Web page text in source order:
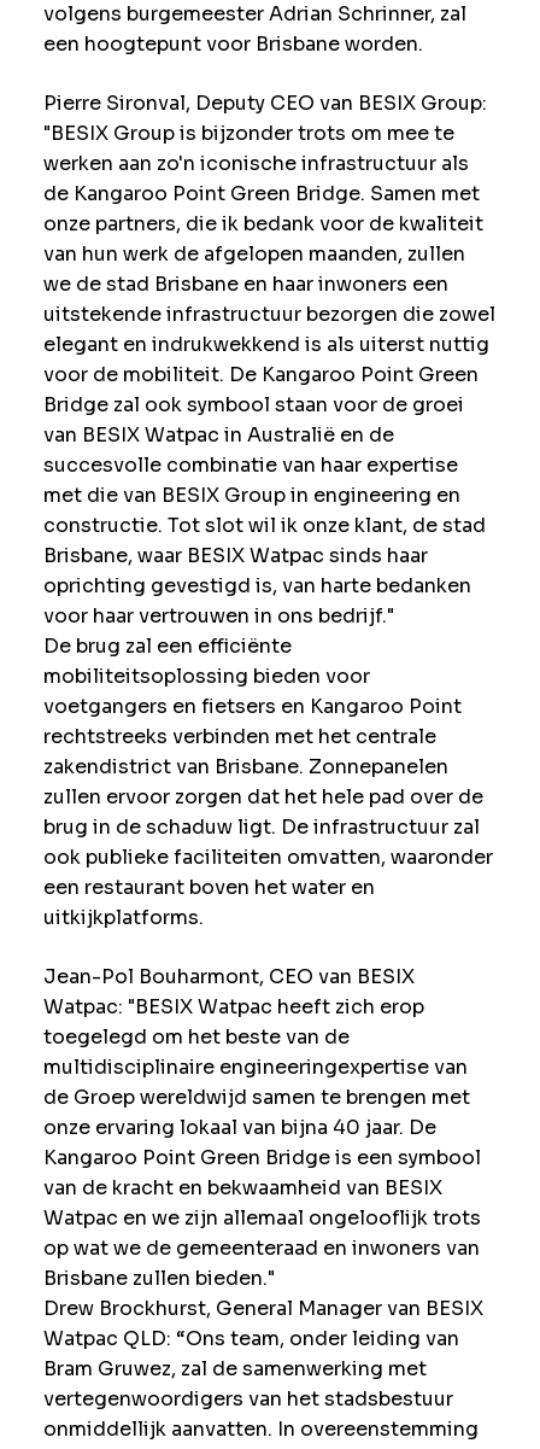
volgens burgemeester Adrian Schrinner, zal
een hoogtepunt voor Brisbane worden.
Pierre Sironval, Deputy CEO van BESIX Group:
"BESIX Group is bijzonder trots om mee te
werken aan zo'n iconische infrastructuur als
de Kangaroo Point Green Bridge. Samen met
onze partners, die ik bedank voor de kwaliteit
van hun werk de afgelopen maanden, zullen
we de stad Brisbane en haar inwoners een
uitstekende infrastructuur bezorgen die zowel
elegant en indrukwekkend is als uiterst nuttig
voor de mobiliteit. De Kangaroo Point Green
Bridge zal ook symbool staan voor de groei
van BESIX Watpac in Australië en de
succesvolle combinatie van haar expertise
met die van BESIX Group in engineering en
constructie. Tot slot wil ik onze klant, de stad
Brisbane, waar BESIX Watpac sinds haar
oprichting gevestigd is, van harte bedanken
voor haar vertrouwen in ons bedrijf."
De brug zal een efficiënte
mobiliteitsoplossing bieden voor
voetgangers en fietsers en Kangaroo Point
rechtstreeks verbinden met het centrale
zakendistrict van Brisbane. Zonnepanelen
zullen ervoor zorgen dat het hele pad over de
brug in de schaduw ligt. De infrastructuur zal
ook publieke faciliteiten omvatten, waaronder
een restaurant boven het water en
uitkijkplatforms.
Jean-Pol Bouharmont, CEO van BESIX
Watpac: "BESIX Watpac heeft zich erop
toegelegd om het beste van de
multidisciplinaire engineeringexpertise van
de Groep wereldwijd samen te brengen met
onze ervaring lokaal van bijna 40 jaar. De
Kangaroo Point Green Bridge is een symbool
van de kracht en bekwaamheid van BESIX
Watpac en we zijn allemaal ongelooflijk trots
op wat we de gemeenteraad en inwoners van
Brisbane zullen bieden."
Drew Brockhurst, General Manager van BESIX
Watpac QLD: “Ons team, onder leiding van
Bram Gruwez, zal de samenwerking met
vertegenwoordigers van het stadsbestuur
onmiddellijk aanvatten. In overeenstemming